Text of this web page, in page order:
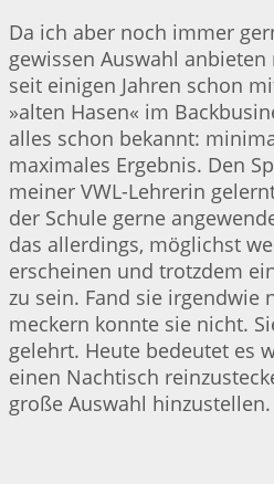
Da ich aber noch immer
gewissen Auswahl
seit einigen Jahren schon
»alten Hasen« im
alles schon bekannt:
maximales Ergebnis. Den
meiner VWL-Lehrerin
der Schule gerne
das allerdings, möglichst
erscheinen und trotzdem
zu sein. Fand sie irgendwie
meckern konnte sie nicht.
gelehrt. Heute bedeutet es
einen Nachtisch
große Auswahl hinzustellen.